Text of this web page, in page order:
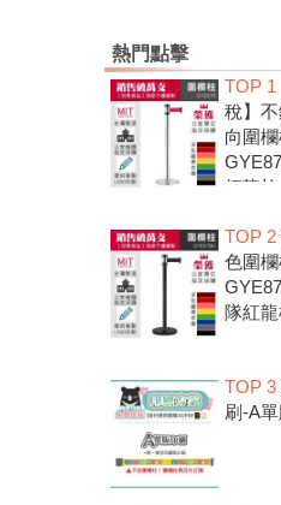
熱門點擊
TOP 1
稅】
向圍
紅龍柱
TOP 2
色圍
隊紅
TOP 3
刷-A單